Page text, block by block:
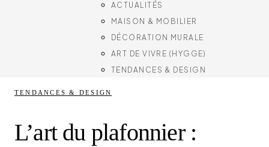
ACTUALITÉS
MAISON & MOBILIER
DÉCORATION MURALE
ART DE VIVRE (HYGGE)
TENDANCES & DESIGN
TENDANCES & DESIGN
L’art du plafonnier :